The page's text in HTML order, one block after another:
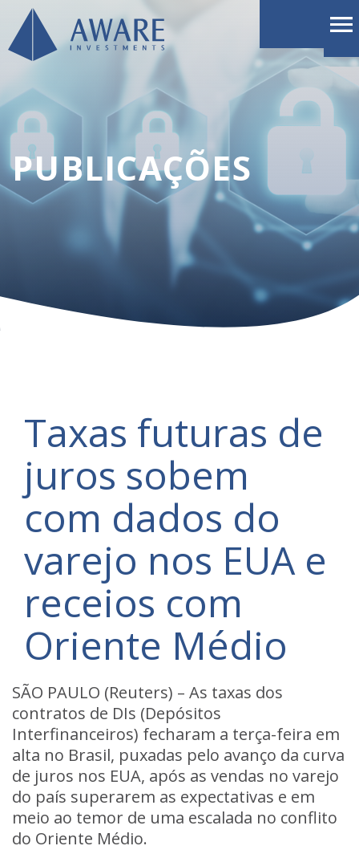
PUBLICAÇÕES
Taxas futuras de
juros sobem
com dados do
varejo nos EUA e
receios com
Oriente Médio
SÃO PAULO (Reuters) – As taxas dos
contratos de DIs (Depósitos
Interfinanceiros) fecharam a terça-feira em
alta no Brasil, puxadas pelo avanço da curva
de juros nos EUA, após as vendas no varejo
do país superarem as expectativas e em
meio ao temor de uma escalada no conflito
do Oriente Médio.